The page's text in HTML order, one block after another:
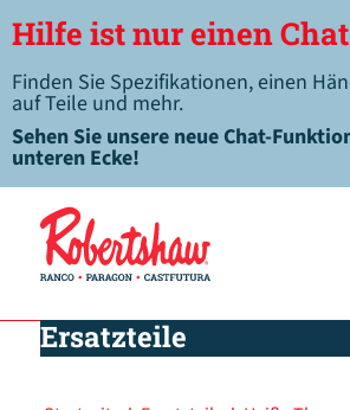
Hilfe ist nur einen
Finden Sie Spezifikationen, einen
auf Teile und mehr.
Sehen Sie unsere neue Chat-
unteren Ecke!
Ersatzteile